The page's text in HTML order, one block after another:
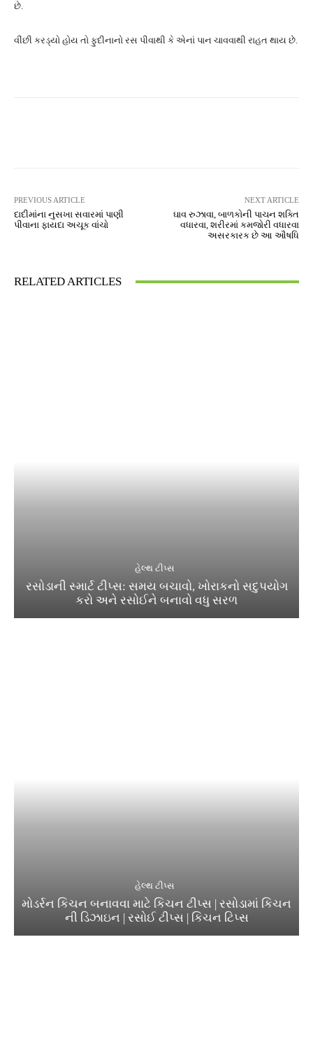
છે.
વીંછી કરડ્યો હોય તો ફુદીનાનો રસ પીવાથી કે એનાં પાન ચાવવાથી રાહત થાય છે.
PREVIOUS ARTICLE
દાદીમાંના નુસખા સવારમાં પાણી
પીવાના ફાયદા અચૂક વાંચો
NEXT ARTICLE
ઘાવ રુઝાવા, બાળકોની પાચન શક્તિ
વધારવા, શરીરમાં કમજોરી વધારવા
અસરકારક છે આ ઔષધિ
RELATED ARTICLES
હેલ્થ ટીપ્સ
રસોડાની સ્માર્ટ ટીપ્સ: સમય બચાવો, ખોરાકનો સદુપયોગ
કરો અને રસોઈને બનાવો વધુ સરળ
હેલ્થ ટીપ્સ
મોડર્રન કિચન બનાવવા માટે કિચન ટીપ્સ | રસોડામાં કિચન
ની ડિઝાઇન | રસોઈ ટીપ્સ | કિચન ટિપ્સ